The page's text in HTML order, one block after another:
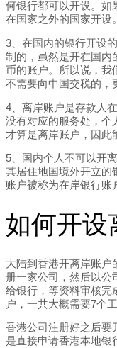
何银行都可以开设。如
在国家之外的国家开设。
3、在国内的银行开设
制的，虽然是开在国内
币的账户。所以说，我
不需要向中国交税的，
4、离岸账户是存款人
没有对应的服务处，个
才算是离岸账户，因此
5、国内个人不可以开
其居住地国境外开立的
账户被称为在岸银行账
如何开设
大陆到香港开离岸账户
册一家公司，然后以公
给银行，等资料审核完
户，一共大概需要7个
香港公司注册好之后要
是直接申请香港本地银